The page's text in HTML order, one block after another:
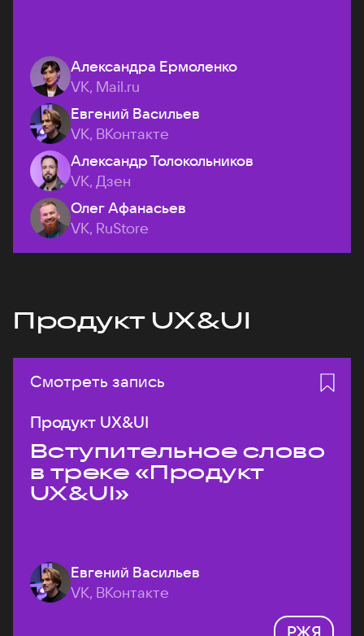
Александра Ермоленко
VK, Mail.ru
Евгений Васильев
VK, ВКонтакте
Александр Толокольников
VK, Дзен
Олег Афанасьев
VK, RuStore
Продукт UX&UI
Смотреть запись
Продукт UX&UI
Вступительное слово
в треке «Продукт
UX&UI»
Евгений Васильев
VK, ВКонтакте
РЖЯ